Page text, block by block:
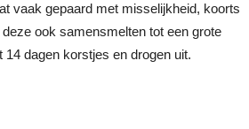
vaak gepaard met misselijkheid, koorts
ook samensmelten tot een grote
dagen korstjes en drogen uit.